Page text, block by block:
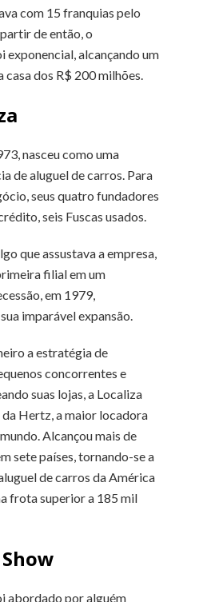
com 15 franquias pelo
de então, o
exponencial, alcançando um
dos R$ 200 milhões.
nasceu como uma
de aluguel de carros. Para
seus quatro fundadores
seis Fuscas usados.
que assustava a empresa,
filial em um
em 1979,
imparável expansão.
a estratégia de
concorrentes e
suas lojas, a Localiza
Hertz, a maior locadora
Alcançou mais de
sete países, tornando-se a
de carros da América
frota superior a 185 mil
abordado por alguém